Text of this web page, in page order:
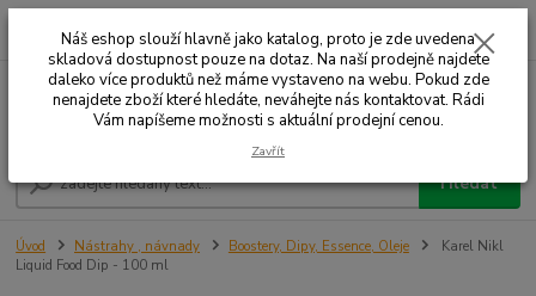
Menu
Hledat
+420 732 707 573 za
Úvod Nástrahy , návnady Boostery, Dipy, Essence, Oleje
Karel Nikl
Liquid Food Dip - 100 ml
Náš eshop slouží hlavně jako katalog, proto je zde uvedena
skladová dostupnost pouze na dotaz. Na naší prodejně najdete
daleko více produktů než máme vystaveno na webu. Pokud zde
nenajdete zboží které hledáte, neváhejte nás kontaktovat. Rádi
Vám napíšeme možnosti s aktuální prodejní cenou.
Zavřít